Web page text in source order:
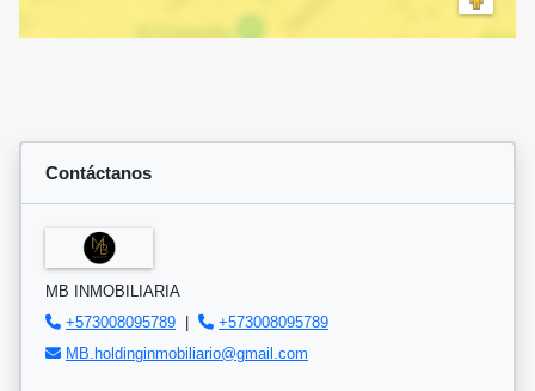
Contáctanos
MB INMOBILIARIA
+573008095789 |
+573008095789
MB.holdinginmobiliario@gmail.com